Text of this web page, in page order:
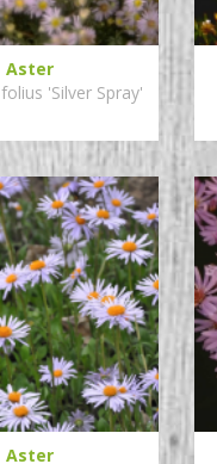
Aster
'Silver Spray'
Aster